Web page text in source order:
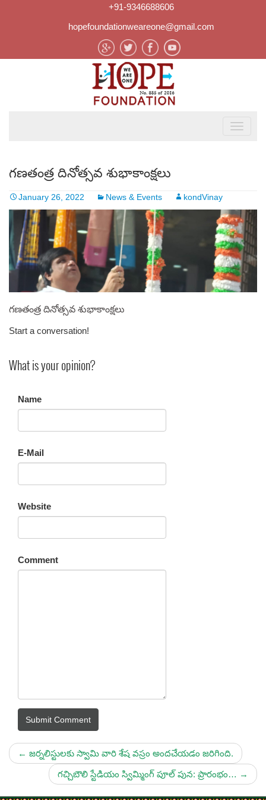
+91-9346688606
hopefoundationweareone@gmail.com
గణతంత్ర దినోత్సవ శుభాకాంక్షలు
January 26, 2022 News & Events kondVinay
గణతంత్ర దినోత్సవ శుభాకాంక్షలు
Start a conversation!
What is your opinion?
Name
E-Mail
Website
Comment
Submit Comment
← జర్నలిస్టులకు స్వామి వారి శేష వస్రం అందచేయడం జరిగింది.
గచ్చిబౌలి స్టేడియం స్విమ్మింగ్ పూల్ పున: ప్రారంభం… →